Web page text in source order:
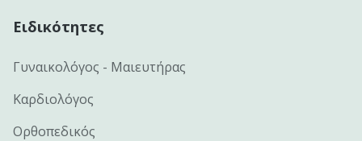
Ειδικότητες
Γυναικολόγος - Μαιευτήρας
Καρδιολόγος
Ορθοπεδικός